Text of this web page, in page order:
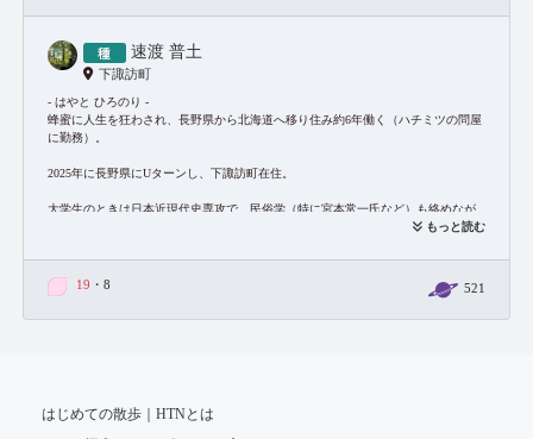
速渡 普土
下諏訪町
- はやと ひろのり -
蜂蜜に人生を狂わされ、長野県から北海道へ移り住み約6年働く（ハチミツの問屋
に勤務）。
2025年に長野県にUターンし、下諏訪町在住。
大学生のときは日本近現代史専攻で、民俗学（特に宮本常一氏など）も絡めなが
八ヶ岳美術館の書籍コーナーで『そもそも』を手にとったことが、ささらプロダ
クションさんとのご縁のはじまりでした。
森と野山の民俗史・アジール
自然環境と嗅覚・遊動論
もっと読む
19 ・8 521
はじめての散歩｜HTNとは